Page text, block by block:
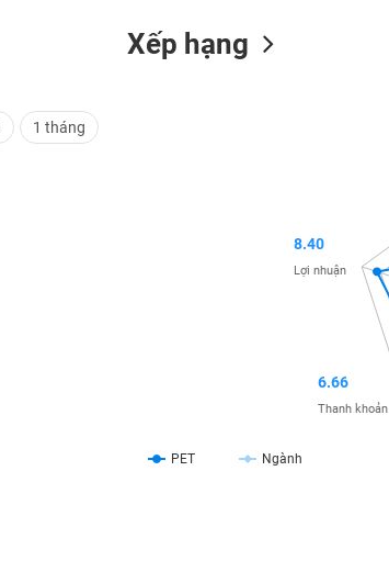
1 tháng
Xếp hạng
PET Ngành
6.66
Thanh khoản
8.40
Lợi nhuận